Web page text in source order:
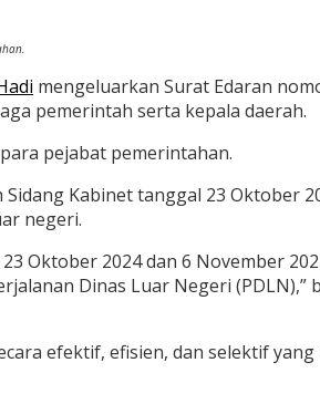
mengeluarkan Surat Edaran
pemerintah serta kepala daerah.
pejabat pemerintahan.
Sidang Kabinet tanggal 23 Oktober
negeri.
Oktober 2024 dan 6 November
Dinas Luar Negeri (PDLN),”
efektif, efisien, dan selektif